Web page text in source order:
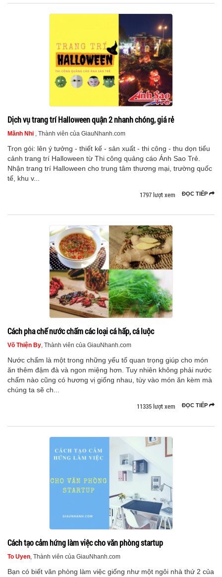
Dịch vụ trang trí Halloween quận 2 nhanh chóng, giá rẻ
Mãnh Nhi , Thành viên của GiauNhanh.com
Trọn gói: lên ý tưởng - thiết kế - sản xuất - thi công - thu dọn tiểu
cảnh trang trí Halloween từ Thi công quảng cáo Ánh Sao Trẻ.
Nhận trang trí Halloween cho trung tâm thương mại, trường quốc
tế, khu v...
ĐỌC TIẾP
1797 lượt xem
Cách pha chế nước chấm các loại cá hấp, cá luộc
Võ Thiện By, Thành viên của GiauNhanh.com
Nước chấm là một trong những yếu tố quan trọng giúp cho món
ăn thêm đậm đà và ngon miệng hơn. Tuy nhiên không phải nước
chấm nào cũng có hương vị giống nhau, tùy vào món ăn kèm mà
chúng ta sẽ ch...
ĐỌC TIẾP
11335 lượt xem
Cách tạo cảm hứng làm việc cho văn phòng startup
To Uyen, Thành viên của GiauNhanh.com
Bạn có biết văn phòng làm việc giống như một ngôi nhà thứ 2 của